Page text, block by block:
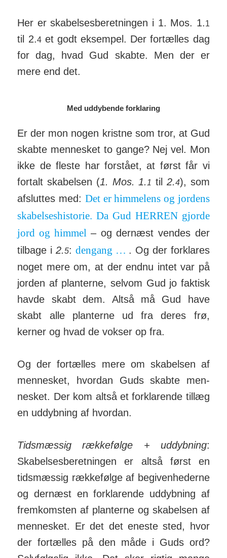
Her er skabel­ses­be­ret­ningen i 1. Mos. 1.1
til 2.4et godt ek­sempel. Der for­tælles dag
for dag, hvad Gud skabte. Men der er
mere end det.
Med uddybende forklaring
Er der mon nogen kristne som tror, at Gud
skabte men­nesket to gange? Nej vel. Mon
ikke de fleste har for­stået, at først får vi
for­talt ska­belsen (1. Mos. 1. 1 til 2.4), som
af­sluttes med: Det er him­melens og jordens
skabel­ses­historie. Da Gud HERREN gjorde
jord og himmel – og der­næst vendes der
tilbage i 2.5: den­gang … . Og der for­klares
noget mere om, at der endnu intet var på
jorden af plan­terne, selvom Gud jo fak­tisk
havde skabt dem. Altså må Gud have
skabt alle plan­terne ud fra deres frø,
kerner og hvad de vokser op fra.
Og der for­tælles mere om ska­belsen af
men­nesket, hvordan Guds skabte men­
nesket. Der kom altså et for­klarende til­læg
en ud­dyb­ning af hvordan.
Tidsmæssig rækkefølge + uddybning:
Skabel­ses­be­ret­ningen er altså først en
tids­mæssig ræk­ke­følge af be­given­hederne
og der­næst en for­klar­ende ud­dyb­ning af
frem­komsten af plan­terne og ska­belsen af
men­nesket. Er det det eneste sted, hvor
der for­tælles på den måde i Guds ord?